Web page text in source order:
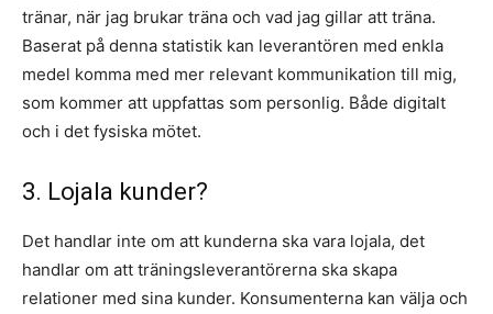
tränar, när jag brukar träna och vad jag gillar att träna.
Baserat på denna statistik kan leverantören med enkla
medel komma med mer relevant kommunikation till mig,
som kommer att uppfattas som personlig. Både digitalt
och i det fysiska mötet.
3. Lojala kunder?
Det handlar inte om att kunderna ska vara lojala, det
handlar om att träningsleverantörerna ska skapa
relationer med sina kunder. Konsumenterna kan välja och